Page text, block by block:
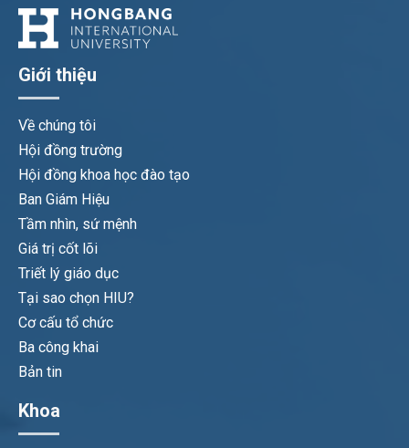
Giới thiệu
Về chúng tôi
Hội đồng trường
Hội đồng khoa học đào tạo
Ban Giám Hiệu
Tầm nhìn, sứ mệnh
Giá trị cốt lõi
Triết lý giáo dục
Tại sao chọn HIU?
Cơ cấu tổ chức
Ba công khai
Bản tin
Khoa